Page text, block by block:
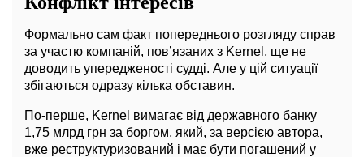
Формально сам факт попереднього розгляду справ
за участю компаній, пов’язаних з Kernel, ще не
доводить упередженості судді. Але у цій ситуації
збігаються одразу кілька обставин.
По-перше, Kernel вимагає від державного банку
1,75 млрд грн за боргом, який, за версією автора,
вже реструктуризований і має бути погашений у